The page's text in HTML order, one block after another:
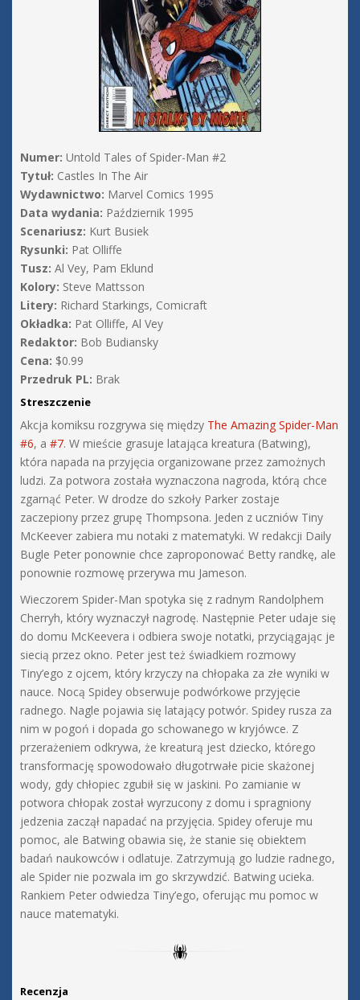
Numer: Untold Tales of Spider-Man #2
Tytuł: Castles In The Air
Wydawnictwo: Marvel Comics 1995
Data wydania: Październik 1995
Scenariusz: Kurt Busiek
Rysunki: Pat Olliffe
Tusz: Al Vey, Pam Eklund
Kolory: Steve Mattsson
Litery: Richard Starkings, Comicraft
Okładka: Pat Olliffe, Al Vey
Redaktor: Bob Budiansky
Cena: $0.99
Przedruk PL: Brak
Streszczenie
Akcja komiksu rozgrywa się między The Amazing Spider-Man
#6, a #7. W mieście grasuje latająca kreatura (Batwing),
która napada na przyjęcia organizowane przez zamożnych
ludzi. Za potwora została wyznaczona nagroda, którą chce
zgarnąć Peter. W drodze do szkoły Parker zostaje
zaczepiony przez grupę Thompsona. Jeden z uczniów Tiny
McKeever zabiera mu notaki z matematyki. W redakcji Daily
Bugle Peter ponownie chce zaproponować Betty randkę, ale
ponownie rozmowę przerywa mu Jameson.
Wieczorem Spider-Man spotyka się z radnym Randolphem
Cherryh, który wyznaczył nagrodę. Następnie Peter udaje się
do domu McKeevera i odbiera swoje notatki, przyciągając je
siecią przez okno. Peter jest też świadkiem rozmowy
Tiny’ego z ojcem, który krzyczy na chłopaka za złe wyniki w
nauce. Nocą Spidey obserwuje podwórkowe przyjęcie
radnego. Nagle pojawia się latający potwór. Spidey rusza za
nim w pogoń i dopada go schowanego w kryjówce. Z
przerażeniem odkrywa, że kreaturą jest dziecko, którego
transformację spowodowało długotrwałe picie skażonej
wody, gdy chłopiec zgubił się w jaskini. Po zamianie w
potwora chłopak został wyrzucony z domu i spragniony
jedzenia zaczął napadać na przyjęcia. Spidey oferuje mu
pomoc, ale Batwing obawia się, że stanie się obiektem
badań naukowców i odlatuje. Zatrzymują go ludzie radnego,
ale Spider nie pozwala im go skrzywdzić. Batwing ucieka.
Rankiem Peter odwiedza Tiny’ego, oferując mu pomoc w
nauce matematyki.
Recenzja